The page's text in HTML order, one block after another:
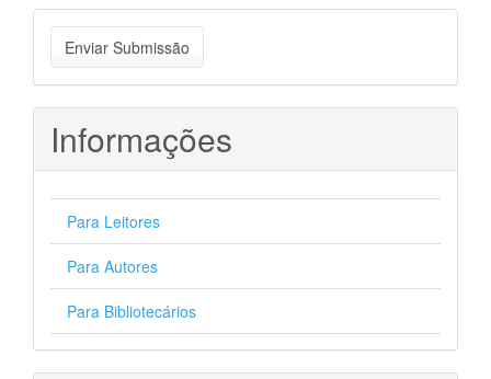
Enviar
Submissão
Enviar Submissão
Informações
Para Leitores
Para Autores
Para Bibliotecários